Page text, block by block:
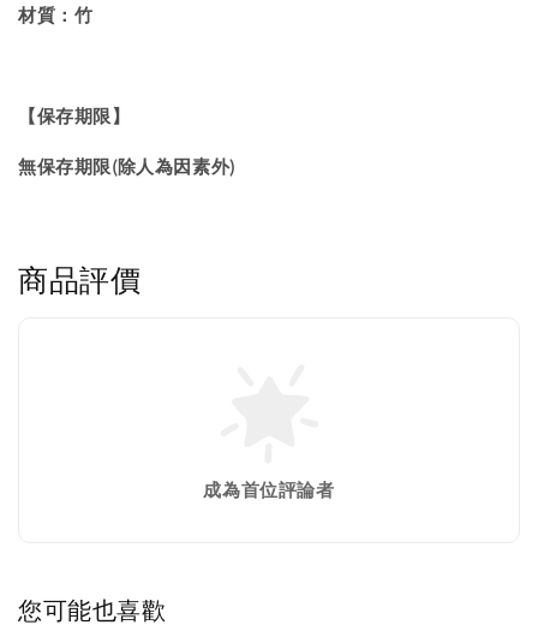
材質：竹
【保存期限】
無保存期限(除人為因素外)
商品評價
成為首位評論者
您可能也喜歡